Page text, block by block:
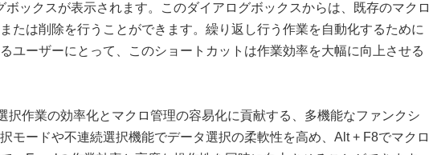
ボックスが表示されます。このダイアログボックスからは、既存のマクロ
たは削除を行うことができます。繰り返し行う作業を自動化するために
ユーザーにとって、このショートカットは作業効率を大幅に向上させる
択作業の効率化とマクロ管理の容易化に貢献する、多機能なファンクシ
モードや不連続選択機能でデータ選択の柔軟性を高め、Alt + F8でマクロ